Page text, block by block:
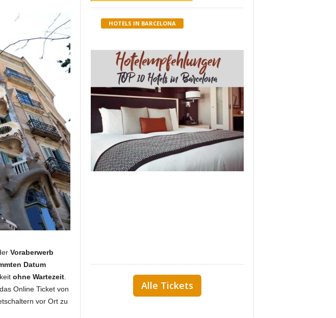
Voraberwerb
Datum
ohne Wartezeit.
Online Ticket von
vor Ort zu
HOTELS IN BARCELONA
Alle Tickets